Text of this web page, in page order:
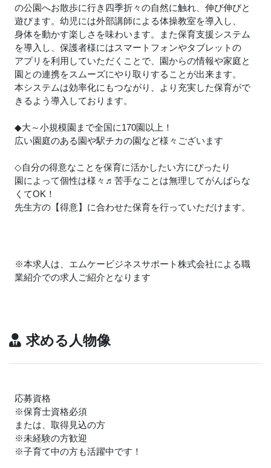
の公園へお散歩に行き四季折々の自然に触れ、伸び伸びと
遊びます。幼児には外部講師による体操教室を導入し、
身体を動かす楽しさを味わいます。また保育支援システム
を導入し、保護者様にはスマートフォンやタブレットの
アプリを利用していただくことで、園からの情報や家庭と
園との連携をスムーズにやり取りすることが出来ます。
本システムは効率化にもつながり、より充実した保育がで
きるよう導入しております。
◆大～小規模園まで全国に170園以上！
広い園庭のある園や駅チカの園など様々ございます
◇自分の得意なことを保育に活かしたい方にぴったり
園によって個性は様々 ♬ 苦手なことは無理してがんばらな
くてOK！
先生方の【得意】に合わせた保育を行っていただけます。
※本求人は、エムケービジネスサポート株式会社による職
業紹介での求人ご紹介となります
求める人物像
応募資格
※保育士資格必須
または、取得見込の方
※未経験の方歓迎
※子育て中の方も活躍中です！